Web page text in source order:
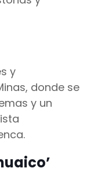
y
donde se
y un